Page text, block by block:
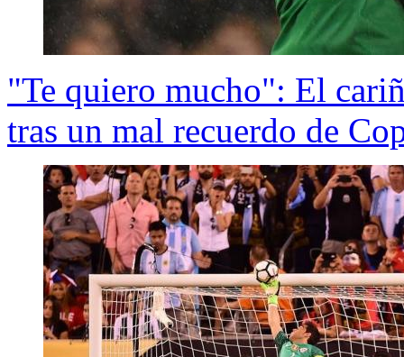
"Te quiero mucho": El
tras un mal recuerdo de